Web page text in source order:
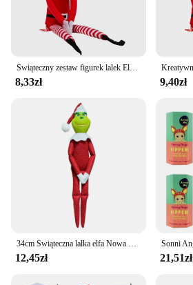
8,33zł 9,40zł
12,45zł 21,51zł